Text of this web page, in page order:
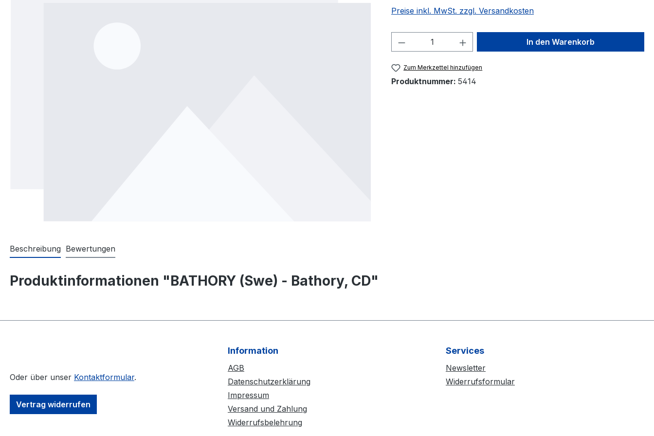
Preise inkl. MwSt. zzgl. Versandkosten
Produkt Anzahl: Gib den gewünschten Wert
In den Warenkorb
Zum Merkzettel hinzufügen
Produktnummer: 5414
Beschreibung Bewertungen
Produktinformationen "BATHORY (Swe) - Bathory, CD"
Oder über unser Kontaktformular.
Vertrag widerrufen
Information
AGB
Datenschutzerklärung
Impressum
Versand und Zahlung
Widerrufsbelehrung
Services
Newsletter
Widerrufsformular